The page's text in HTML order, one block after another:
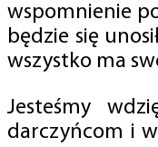
wspomnienie
będzie się
wszystko ma
Jesteśmy
darczyńcom i